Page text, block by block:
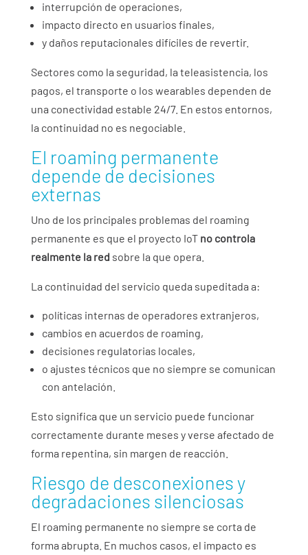
interrupción de operaciones,
impacto directo en usuarios finales,
y daños reputacionales difíciles de revertir.
Sectores como la seguridad, la teleasistencia, los
pagos, el transporte o los wearables dependen de
una conectividad estable 24/7. En estos entornos,
la continuidad no es negociable.
El roaming permanente
depende de decisiones
externas
Uno de los principales problemas del roaming
permanente es que el proyecto IoT no controla
realmente la red sobre la que opera.
La continuidad del servicio queda supeditada a:
políticas internas de operadores extranjeros,
cambios en acuerdos de roaming,
decisiones regulatorias locales,
o ajustes técnicos que no siempre se comunican
con antelación.
Esto significa que un servicio puede funcionar
correctamente durante meses y verse afectado de
forma repentina, sin margen de reacción.
Riesgo de desconexiones y
degradaciones silenciosas
El roaming permanente no siempre se corta de
forma abrupta. En muchos casos, el impacto es